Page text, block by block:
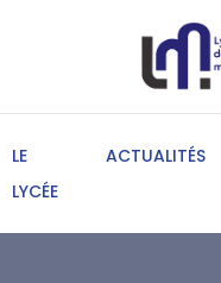
LE
LYCÉE
ACTUALITÉS